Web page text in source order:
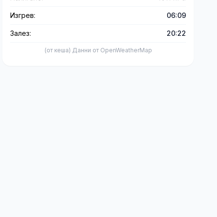
Изгрев: 06:09
Залез: 20:22
(от кеша) Данни от OpenWeatherMap